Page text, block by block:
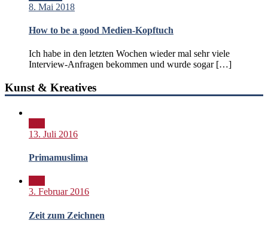
8. Mai 2018
How to be a good Medien-Kopftuch
Ich habe in den letzten Wochen wieder mal sehr viele
Interview-Anfragen bekommen und wurde sogar […]
Kunst & Kreatives
13. Juli 2016
Primamuslima
3. Februar 2016
Zeit zum Zeichnen